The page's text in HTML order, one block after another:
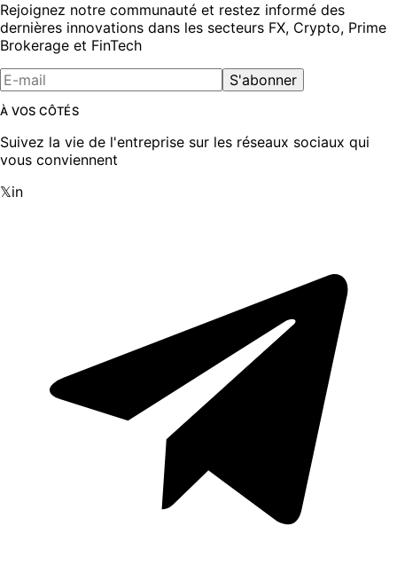
Rejoignez notre communauté et restez informé des
dernières innovations dans les secteurs FX, Crypto, Prime
Brokerage et FinTech
S'abonner
À VOS CÔTÉS
Suivez la vie de l'entreprise sur les réseaux sociaux qui
vous conviennent
𝕏in